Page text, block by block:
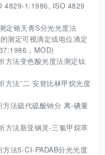
4829-1:1986, ISO 4829
定铬天青S分光光度法
测定可视滴定或电位滴定
，MOD)
方法变色酸光度法测定钛
法”二 安替比林甲烷光度
法硫代硫酸钠分 离-碘量
方法新亚钢灵-三氯甲烷萃
法5-CI-PADAB分光光度